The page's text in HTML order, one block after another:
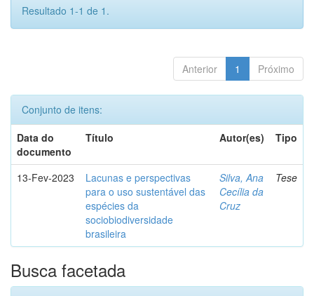
Resultado 1-1 de 1.
Anterior 1 Próximo
Conjunto de itens:
Data do
documento
Título Autor(es) Tipo
13-Fev-2023
Lacunas e perspectivas
para o uso sustentável das
espécies da
sociobiodiversidade
brasileira
Silva, Ana
Cecília da
Cruz
Tese
Busca facetada